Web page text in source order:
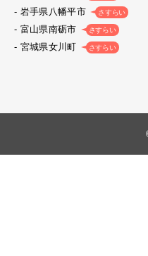
岩手県八幡平市 さすらい
富山県南砺市 さすらい
宮城県女川町 さすらい